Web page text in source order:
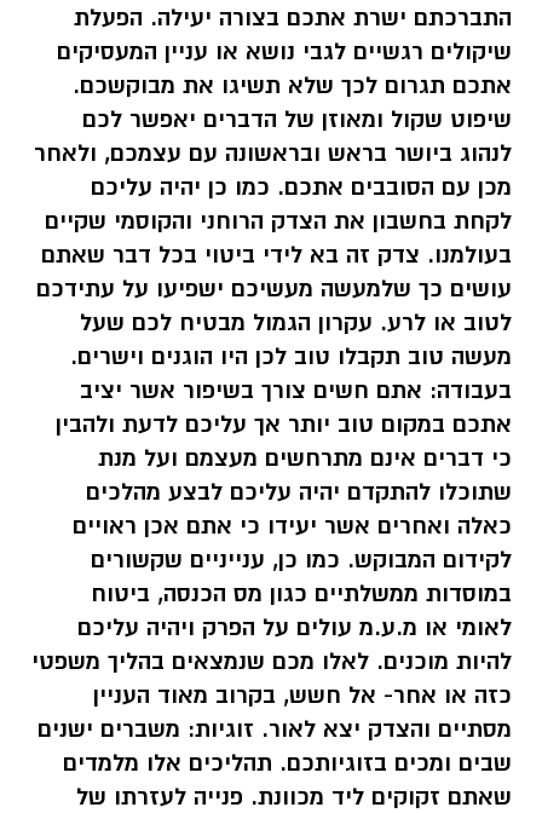
התברכתם ישרת אתכם בצורה יעילה. הפעלת
שיקולים רגשיים לגבי נושא או עניין המעסיקים
אתכם תגרום לכך שלא תשיגו את מבוקשכם.
שיפוט שקול ומאוזן של הדברים יאפשר לכם
לנהוג ביושר בראש ובראשונה עם עצמכם, ולאחר
מכן עם הסובבים אתכם. כמו כן יהיה עליכם
לקחת בחשבון את הצדק הרוחני והקוסמי שקיים
בעולמנו. צדק זה בא לידי ביטוי בכל דבר שאתם
עושים כך שלמעשה מעשיכם ישפיעו על עתידכם
לטוב או לרע. עקרון הגמול מבטיח לכם שעל
מעשה טוב תקבלו טוב לכן היו הוגנים וישרים.
בעבודה: אתם חשים צורך בשיפור אשר יציב
אתכם במקום טוב יותר אך עליכם לדעת ולהבין
כי דברים אינם מתרחשים מעצמם ועל מנת
שתוכלו להתקדם יהיה עליכם לבצע מהלכים
כאלה ואחרים אשר יעידו כי אתם אכן ראויים
לקידום המבוקש. כמו כן, ענייניים שקשורים
במוסדות ממשלתיים כגון מס הכנסה, ביטוח
לאומי או מ.ע.מ עולים על הפרק ויהיה עליכם
להיות מוכנים. לאלו מכם שנמצאים בהליך משפטי
כזה או אחר- אל חשש, בקרוב מאוד העניין
מסתיים והצדק יצא לאור. זוגיות: משברים ישנים
שבים ומכים בזוגיותכם. תהליכים אלו מלמדים
שאתם זקוקים ליד מכוונת. פנייה לעזרתו של